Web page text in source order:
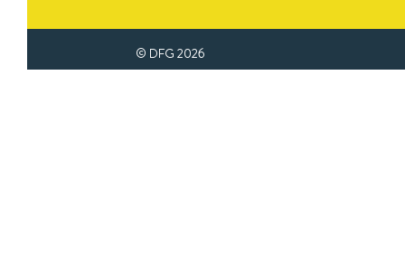
© DFG 2026